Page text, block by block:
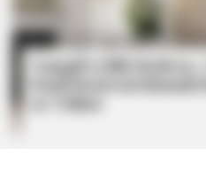
Tampil Lebih Modern,